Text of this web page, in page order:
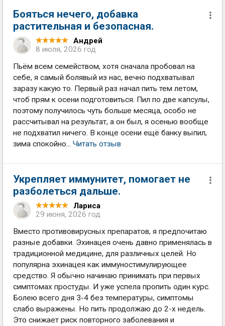
Бояться нечего, добавка
растительная и безопасная.
Андрей
8 июля, 2026 год
Пьём всем семейством, хотя сначала пробовал на
себе, я самый болявый из нас, вечно подхватывал
заразу какую то. Первый раз начал пить тем летом,
чтоб прям к осени подготовиться. Пил по две капсулы,
поэтому получилось чуть больше месяца, особо не
рассчитывал на результат, а он был, я осенью вообще
не подхватил ничего. В конце осени ещё банку выпил,
зима спокойно... Читать отзыв
Укрепляет иммунитет, помогает не
разболеться дальше.
Лариса
29 июня, 2026 год
Вместо противовирусных препаратов, я предпочитаю
разные добавки. Эхинацея очень давно применялась в
традиционной медицине, для различных целей. Но
популярна эхинацея как иммуностимулирующее
средство. Я обычно начинаю принимать при первых
симптомах простуды. И уже успела пропить один курс.
Болею всего дня 3-4 без температуры, симптомы
слабо выражены. Но пить продолжаю до 2-х недель.
Это снижает риск повторного заболевания и